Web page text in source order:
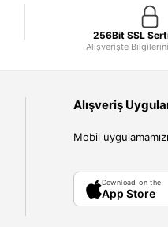
256Bit SSL
Alışverişte
Alışveriş
Mobil
Download on the
App Store